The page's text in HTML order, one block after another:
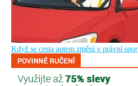
Když se cesta autem změní v právní spor